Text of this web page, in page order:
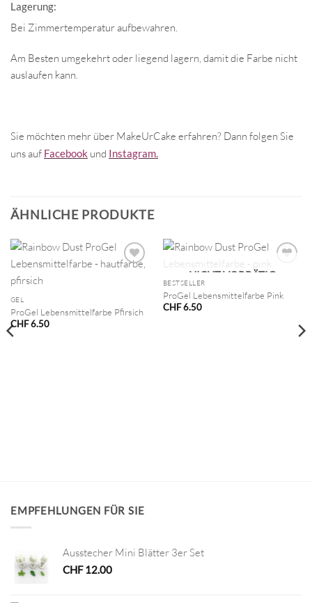
Lagerung:
Bei Zimmertemperatur aufbewahren.
Am Besten umgekehrt oder liegend lagern, damit die Farbe nicht
auslaufen kann.
Sie möchten mehr über MakeUrCake erfahren? Dann folgen Sie
uns auf Facebook und Instagram.
ÄHNLICHE PRODUKTE
GEL
ProGel Lebensmittelfarbe Pfirsich
CHF6.50
NICHT VORRÄTIG
BESTSELLER
ProGel Lebensmittelfarbe Pink
CHF6.50
EMPFEHLUNGEN FÜR SIE
Ausstecher Mini Blätter 3er Set
CHF12.00